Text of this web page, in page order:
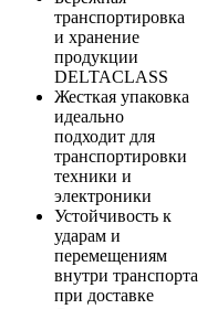
транспортировка
и хранение
продукции
DELTACLASS
Жесткая упаковка
идеально
подходит для
транспортировки
техники и
электроники
Устойчивость к
ударам и
перемещениям
внутри транспорта
при доставке